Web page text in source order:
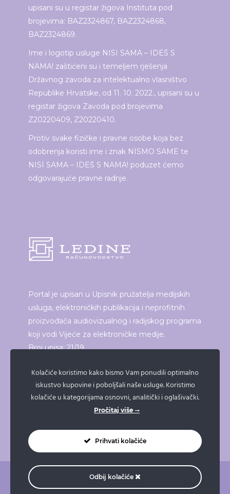
upisani su u registar žigova Instituta pod
brojevima: BAZ2324867, BAZ2324868,
BAZ2324869.
Ime i logotip usluge NISI SAMA – IDEŠ S
NAMA! zaštićeni su i temeljem rješenja
Državnog zavoda za intelektualno vlasništvo
Republike Hrvatske, od 11. 10. 2022., upisani su u
registar žigova Zavoda pod brojevima
Z20220409, Z20220410.
Protiv svake fizičke i pravne osobe koja bez
odobrenja koristi ime i znak NISMO SAME te
NISI SAMA – IDEŠ S NAMA! poduzet ćemo
odgovarajuće pravne radnje.
Portal je upisan u Upisnik pružatelja medijskih
usluga, elektroničkih publikacija i neprofitnih
proizvođača audiovizualnog i radijskog programa
koji vodi Vijeće za elektroničke medije.
Broj upisa: 21/19
ISPRINTAJ ČLANAK
Kolačiće koristimo kako bismo Vam ponudili optimalno
iskustvo kupovine i poboljšali naše usluge. Koristimo
kolačiće u kategorijama osnovni, analitički i oglašivački.
Pročitaj više
Prihvati kolačiće
Odbij kolačiće